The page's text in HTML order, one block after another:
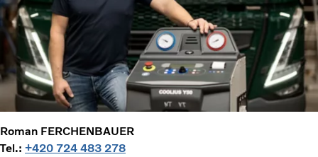
Roman FERCHENBAUER
Tel.: +420 724 483 278